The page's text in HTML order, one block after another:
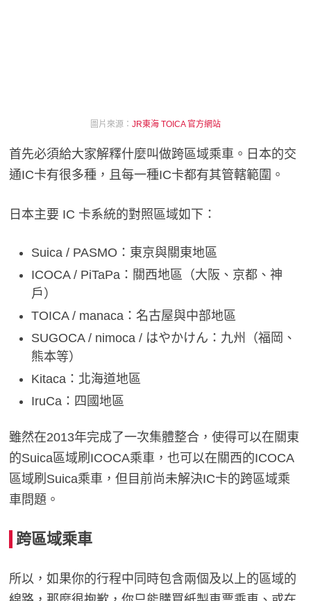
圖片來源： JR東海 TOICA 官方網站
首先必須給大家解釋什麼叫做跨區域乘車。日本的交
通IC卡有很多種，且每一種IC卡都有其管轄範圍。
日本主要 IC 卡系統的對照區域如下：
Suica / PASMO：東京與關東地區
ICOCA / PiTaPa：關西地區（大阪、京都、神
戶）
TOICA / manaca：名古屋與中部地區
SUGOCA / nimoca / はやかけん：九州（福岡、
熊本等）
Kitaca：北海道地區
IruCa：四國地區
雖然在2013年完成了一次集體整合，使得可以在關東
的Suica區域刷ICOCA乘車，也可以在關西的ICOCA
區域刷Suica乘車，但目前尚未解決IC卡的跨區域乘
車問題。
跨區域乘車
所以，如果你的行程中同時包含兩個及以上的區域的